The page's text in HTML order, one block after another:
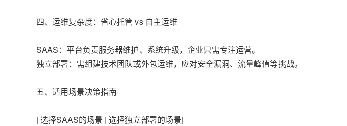
四、运维复杂度：省心托管 vs 自主运维
SAAS：平台负责服务器维护、系统升级，企业只需专注运营。
独立部署：需组建技术团队或外包运维，应对安全漏洞、流量峰值等挑战。
五、适用场景决策指南
| 选择SAAS的场景 | 选择独立部署的场景|